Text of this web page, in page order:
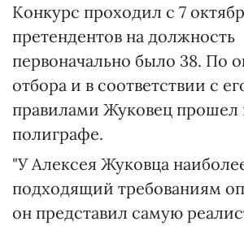
Конкурс проходил с 7
претендентов на должность
первоначально было 38. По
отбора и в соответствии с
правилами Жуковец прошел
полиграфе.
"У Алексея Жуковца
подходящий требованиям
он представил самую